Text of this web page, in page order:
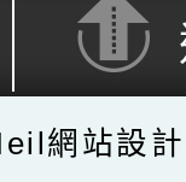
網站設